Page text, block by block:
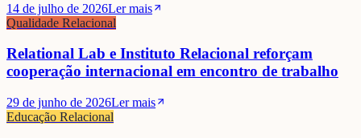
14 de julho de 2026Ler mais
Qualidade Relacional
Relational Lab e Instituto Relacional reforçam
cooperação internacional em encontro de trabalho
29 de junho de 2026Ler mais
Educação Relacional